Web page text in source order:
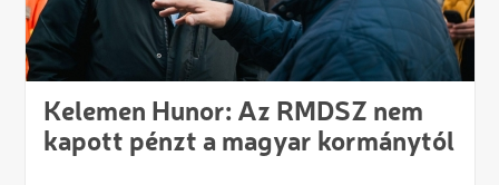
Kelemen Hunor: Az RMDSZ nem
kapott pénzt a magyar kormánytól